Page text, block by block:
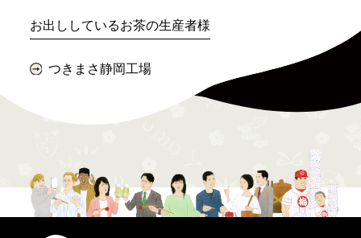
お出ししているお茶の生産者様
つきまさ静岡工場